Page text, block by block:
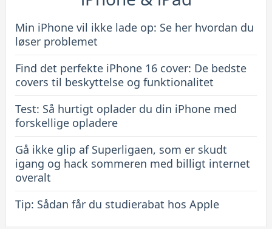
til
beskyttelse
funktionalitet
Min iPhone vil ikke lade op: Se her hvordan du
løser problemet
Find det perfekte iPhone 16 cover: De bedste
covers til beskyttelse og funktionalitet
Test: Så hurtigt oplader du din iPhone med
forskellige opladere
Gå ikke glip af Superligaen, som er skudt
igang og hack sommeren med billigt internet
overalt
Tip: Sådan får du studierabat hos Apple